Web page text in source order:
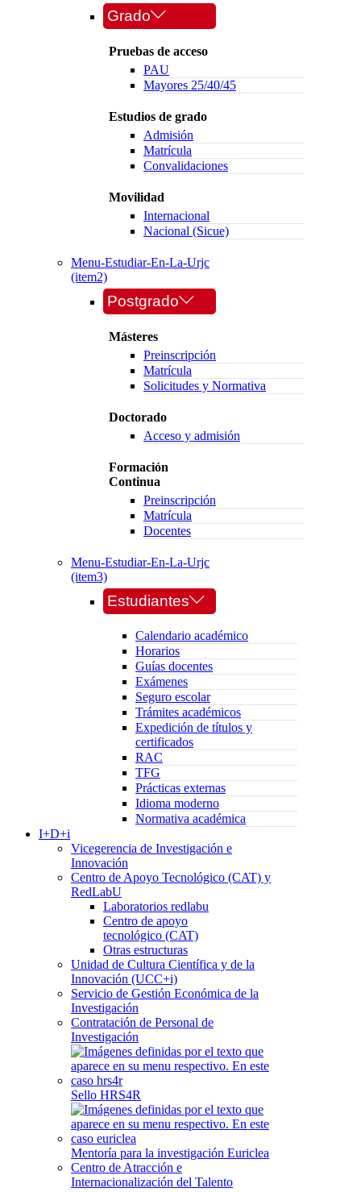
Grado
Pruebas de acceso
PAU
Mayores 25/40/45
Estudios de grado
Admisión
Matrícula
Convalidaciones
Movilidad
Internacional
Nacional (Sicue)
Menu-Estudiar-En-La-Urjc
(item2)
Postgrado
Másteres
Preinscripción
Matrícula
Solicitudes y Normativa
Doctorado
Acceso y admisión
Formación
Continua
Preinscripción
Matrícula
Docentes
Menu-Estudiar-En-La-Urjc
(item3)
Estudiantes
Calendario académico
Horarios
Guías docentes
Exámenes
Seguro escolar
Trámites académicos
Expedición de títulos y
certificados
RAC
TFG
Prácticas externas
Idioma moderno
Normativa académica
I+D+i
Vicegerencia de Investigación e
Innovación
Centro de Apoyo Tecnológico (CAT) y
RedLabU
Laboratorios redlabu
Centro de apoyo
tecnológico (CAT)
Otras estructuras
Unidad de Cultura Científica y de la
Innovación (UCC+i)
Servicio de Gestión Económica de la
Investigación
Contratación de Personal de
Investigación
Sello HRS4R
Mentoría para la investigación Euriclea
Centro de Atracción e
Internacionalización del Talento